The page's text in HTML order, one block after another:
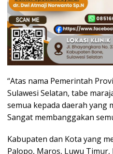
“Atas nama Pemerintah
Sulawesi Selatan, tabe
semua kepada daerah yang
Sangat membanggakan
Kabupaten dan Kota yang
Palopo, Maros, Luwu